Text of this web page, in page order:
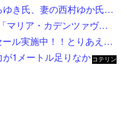
【衝撃】新党結成報じられたひろゆき氏、妻の西村ゆか氏がＸで激怒してしまうw w w w w w w w w
【戦姫絶唱シンフォギア】Q-six「マリア・カデンツァヴナ・イヴ」フィギュア【8月4日予約開始】
【期間限定】MGS動画が100円セール実施中！！とりあえず全部買うやろｗｗｗｗｗ
【動画】崖飛び込みでジャンプ力が1メートル足りなかった男の悲劇。
コテリン